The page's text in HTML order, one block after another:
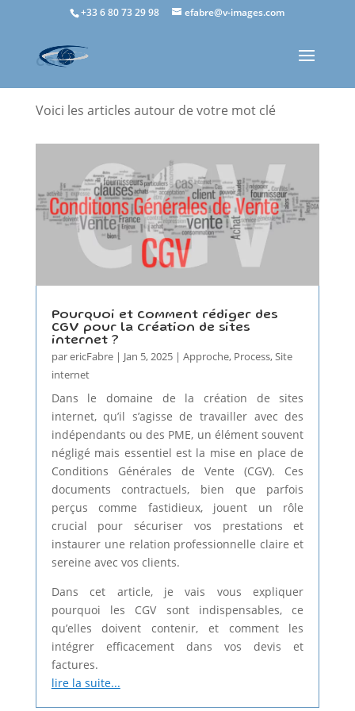
+33 6 80 73 29 98 efabre@v-images.com
CGV
Voici les articles autour de votre mot clé
Pourquoi et comment rédiger des
CGV pour la création de sites
internet ?
parericFabre| Jan 5, 2025| Approche, Process,Site
internet
Dans le domaine de la création de sites
internet, qu’il s’agisse de travailler avec des
indépendants ou des PME, un élément souvent
négligé mais essentiel est la mise en place de
Conditions Générales de Vente (CGV). Ces
documents contractuels, bien que parfois
perçus comme fastidieux, jouent un rôle
crucial pour sécuriser vos prestations et
instaurer une relation professionnelle claire et
sereine avec vos clients.
Dans cet article, je vais vous expliquer
pourquoi les CGV sont indispensables, ce
qu’elles doivent contenir, et comment les
intégrer efficacement dans vos devis et
factures.
lire la suite...